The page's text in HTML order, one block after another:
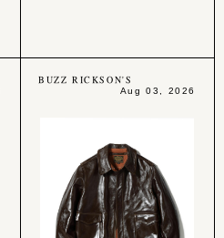
BUZZ RICKSON'S
Aug 03, 2026